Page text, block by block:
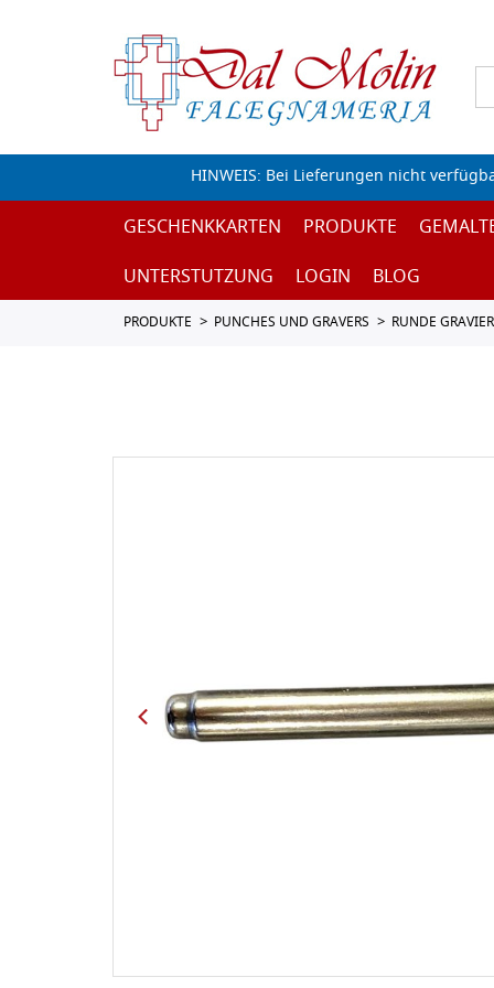
HINWEIS: Bei Lieferungen nicht
GESCHENKKARTEN PRODUKTE
UNTERSTUTZUNG
LOGIN BLOG
PRODUKTE PUNCHES UND GRAVERS RUNDE